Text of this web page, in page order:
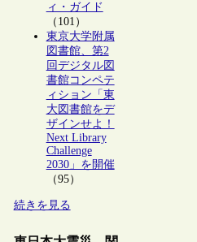
ィ・ガイド
（101）
東京大学附属
図書館、第2
回デジタル図
書館コンペテ
ィション「東
大図書館をデ
ザインせよ！
Next Library
Challenge
2030」を開催
（95）
続きを見る